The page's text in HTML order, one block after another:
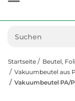
Startseite
Beutel,
Vakuumbeutel aus
Vakuumbeutel PA/